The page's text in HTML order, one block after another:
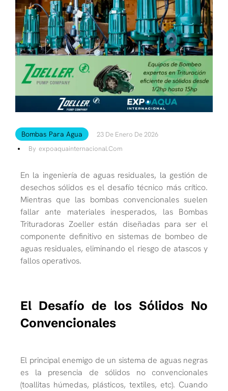
Bombas Para Agua
23 De Enero De 2026
By Expoaquainternacional.com
En la ingeniería de aguas residuales, la gestión de
desechos sólidos es el desafío técnico más crítico.
Mientras que las bombas convencionales suelen
fallar ante materiales inesperados, las Bombas
Trituradoras Zoeller están diseñadas para ser el
componente definitivo en sistemas de bombeo de
aguas residuales, eliminando el riesgo de atascos y
fallos operativos.
El Desafío de los Sólidos No
Convencionales
El principal enemigo de un sistema de aguas negras
es la presencia de sólidos no convencionales
(toallitas húmedas, plásticos, textiles, etc). Cuando